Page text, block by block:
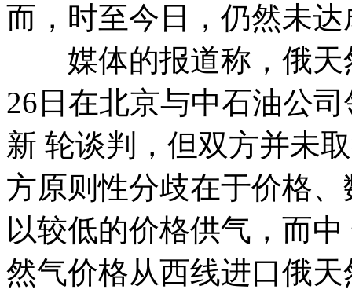
而，时至今日，仍然未
媒体的报道称，俄天
26日在北京与中石油公
新 轮谈判，但双方并未
方原则性分歧在于价格
以较低的价格供气，而
然气价格从西线进口俄天